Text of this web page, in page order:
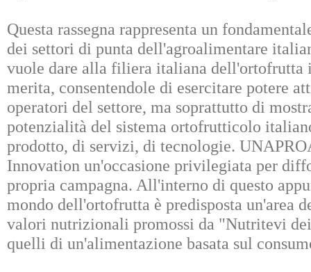
Questa rassegna rappresenta un
dei settori di punta dell'agroalimentare
vuole dare alla filiera italiana dell'ortofrutta
merita, consentendole di esercitare potere
operatori del settore, ma soprattutto di
potenzialità del sistema ortofrutticolo
prodotto, di servizi, di tecnologie.
Innovation un'occasione privilegiata per
propria campagna. All'interno di questo
mondo dell'ortofrutta è predisposta un'area
valori nutrizionali promossi da "Nutritevi
quelli di un'alimentazione basata sul